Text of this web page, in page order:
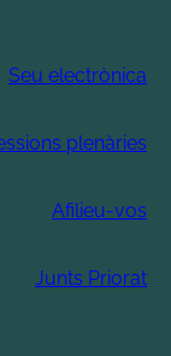
Seu electrònica
plenàries
Afilieu-vos
Junts Priorat